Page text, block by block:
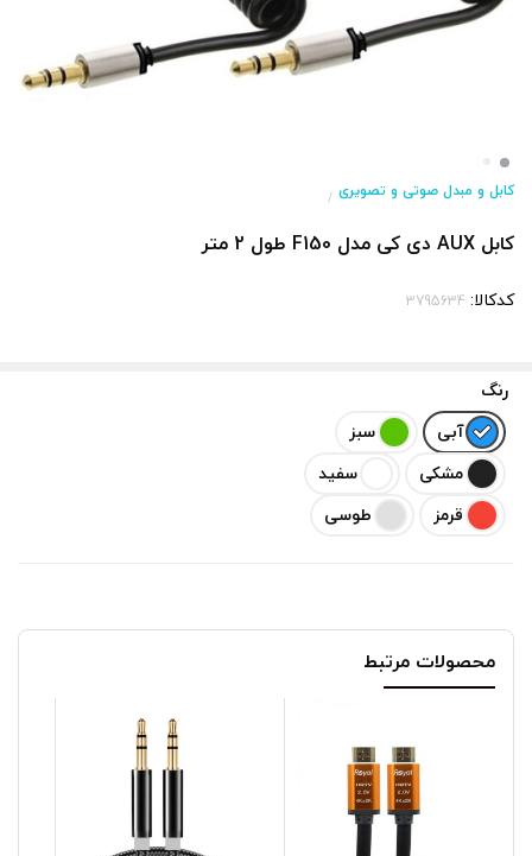
کابل و مبدل صوتی و تصویری /
کابل AUX دی کی مدل F150 طول 2 متر
کدکالا:
رنگ
آبی
سبز
مشکی
سفید
قرمز
طوسی
محصولات مرتبط